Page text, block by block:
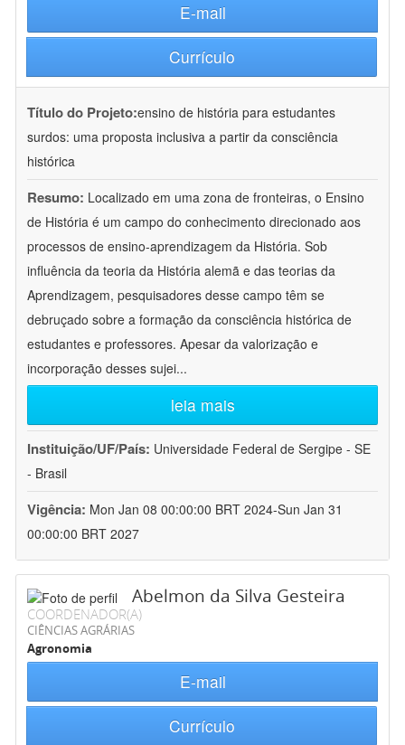
E-mail
Currículo
Título do Projeto:ensino de história para estudantes
surdos: uma proposta inclusiva a partir da consciência
histórica
Resumo: Localizado em uma zona de fronteiras, o Ensino
de História é um campo do conhecimento direcionado aos
processos de ensino-aprendizagem da História. Sob
influência da teoria da História alemã e das teorias da
Aprendizagem, pesquisadores desse campo têm se
debruçado sobre a formação da consciência histórica de
estudantes e professores. Apesar da valorização e
incorporação desses sujei...
leia mais
Instituição/UF/País: Universidade Federal de Sergipe - SE
- Brasil
Vigência: Mon Jan 08 00:00:00 BRT 2024-Sun Jan 31
00:00:00 BRT 2027
Abelmon da Silva Gesteira
COORDENADOR(A)
CIÊNCIAS AGRÁRIAS
Agronomia
E-mail
Currículo